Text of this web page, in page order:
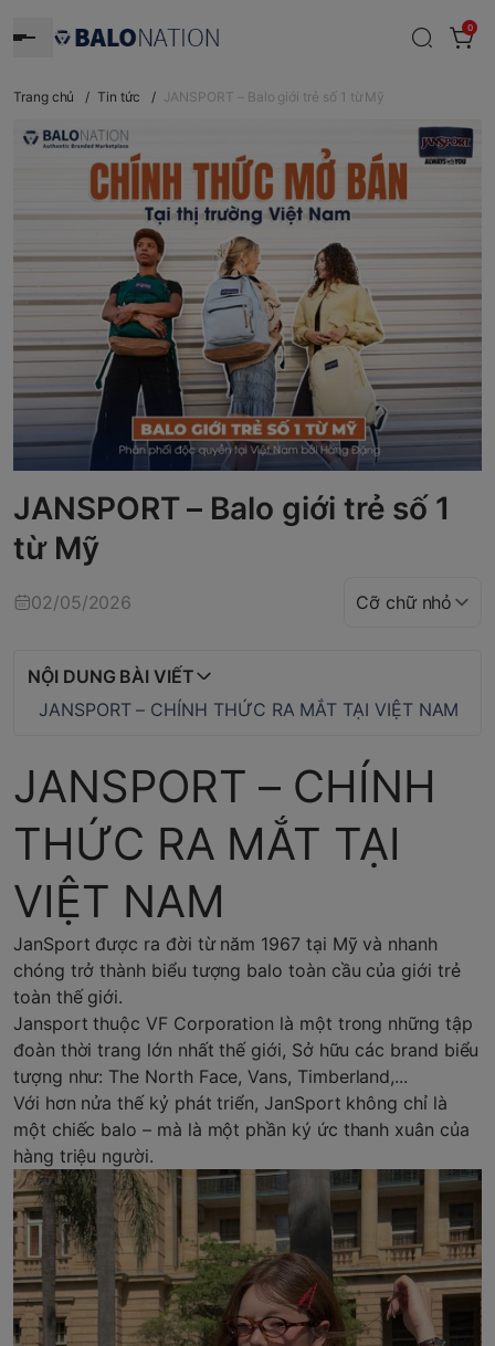
0
Trang chủ / Tin tức / JANSPORT – Balo giới trẻ số 1 từ Mỹ
JANSPORT – Balo giới trẻ số 1
từ Mỹ
02/05/2026
NỘI DUNG BÀI VIẾT
JANSPORT – CHÍNH THỨC RA MẮT TẠI VIỆT NAM
JANSPORT – CHÍNH
THỨC RA MẮT TẠI
VIỆT NAM
JanSport được ra đời từ năm 1967 tại Mỹ và nhanh
chóng trở thành biểu tượng balo toàn cầu của giới trẻ
toàn thế giới.
Jansport thuộc VF Corporation là một trong những tập
đoàn thời trang lớn nhất thế giới, Sở hữu các brand biểu
tượng như: The North Face, Vans, Timberland,...
Với hơn nửa thế kỷ phát triển, JanSport không chỉ là
một chiếc balo – mà là một phần ký ức thanh xuân của
hàng triệu người.